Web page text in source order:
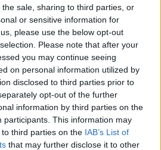
sale, sharing to third parties, or
or sensitive information for
please use the below opt-out
Please note that after your
you may continue seeing
on personal information utilized by
disclosed to third parties prior to
opt-out of the further
information by third parties on the
participants. This information may
third parties on the IAB’s List of
that may further disclose it to other
USD dopo un ribasso del 8.3%